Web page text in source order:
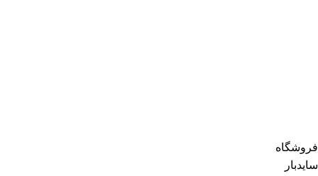
فروشگاه
سایدبار